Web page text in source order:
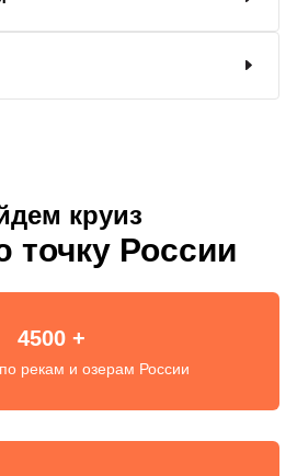
круиз
России
4500 +
рекам и озерам России